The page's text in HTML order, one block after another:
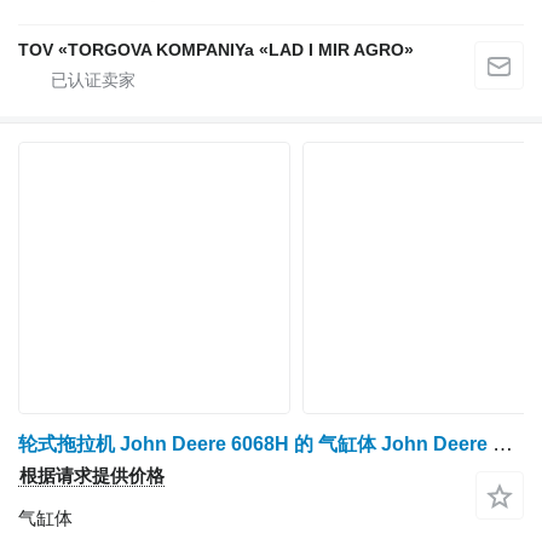
TOV «TORGOVA KOMPANIYa «LAD I MIR AGRO»
轮式拖拉机 John Deere 6068H 的 气缸体 John Deere MONOBLOCK RE571652
根据请求提供价格
气缸体